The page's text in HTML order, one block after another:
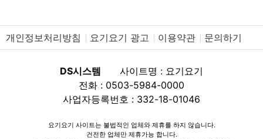
개인정보처리방침 요기요기 광고 이용약관 문의하기
DS시스템
사이트명 : 요기요기
전화 : 0503-5984-0000
사업자등록번호 : 332-18-01046
요기요기 사이트는 불법적인 업체와 제휴를 하지 않습니다.
건전한 업체만 제휴가능 합니다.